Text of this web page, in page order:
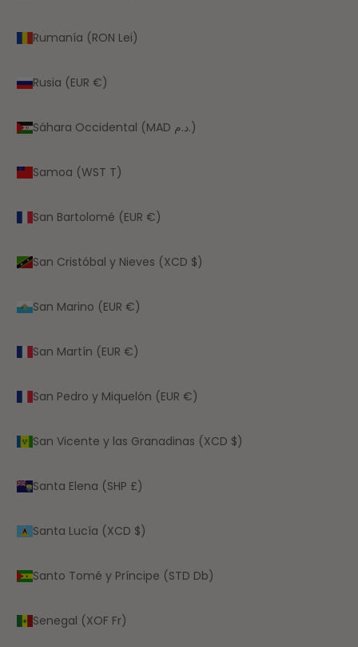
Rumanía (RON Lei)
Rusia (EUR €)
Sáhara Occidental (MAD د.م.)
Samoa (WST T)
San Bartolomé (EUR €)
San Cristóbal y Nieves (XCD $)
San Marino (EUR €)
San Martín (EUR €)
San Pedro y Miquelón (EUR €)
San Vicente y las Granadinas (XCD $)
Santa Elena (SHP £)
Santa Lucía (XCD $)
Santo Tomé y Príncipe (STD Db)
Senegal (XOF Fr)